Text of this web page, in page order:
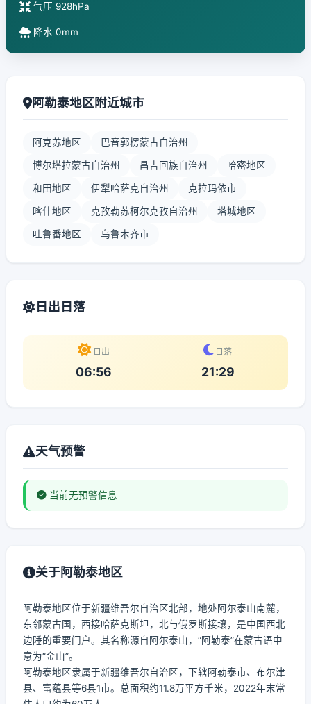
气压 928hPa
降水 0mm
阿勒泰地区附近城市
阿克苏地区 巴音郭楞蒙古自治州
博尔塔拉蒙古自治州 昌吉回族自治州 哈密地区
和田地区 伊犁哈萨克自治州 克拉玛依市
喀什地区 克孜勒苏柯尔克孜自治州 塔城地区
吐鲁番地区 乌鲁木齐市
日出日落
日出
06:56
日落
21:29
天气预警
当前无预警信息
关于阿勒泰地区
阿勒泰地区位于新疆维吾尔自治区北部，地处阿尔泰山南麓，
东邻蒙古国，西接哈萨克斯坦，北与俄罗斯接壤，是中国西北
边陲的重要门户。其名称源自阿尔泰山，“阿勒泰”在蒙古语中
意为“金山”。
阿勒泰地区隶属于新疆维吾尔自治区，下辖阿勒泰市、布尔津
县、富蕴县等6县1市。总面积约11.8万平方千米，2022年末常